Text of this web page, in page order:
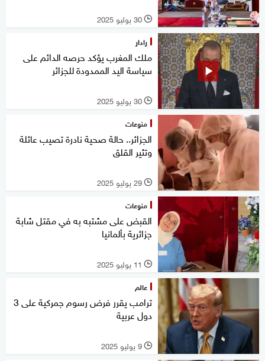
l 30 يوليو 2025
رادار
ملك المغرب يؤكد حرصه الدائم على
سياسة اليد الممدودة للجزائر
l 30 يوليو 2025
منوعات
الجزائر.. حالة صحية نادرة تصيب عائلة
وتثير القلق
l 29 يوليو 2025
منوعات
القبض على مشتبه به في مقتل شابة
جزائرية بألمانيا
l 11 يوليو 2025
عالم
ترامب يقرر فرض رسوم جمركية على 3
دول عربية
l 9 يوليو 2025